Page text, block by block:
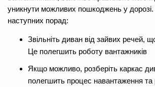
уникнути можливих пошкоджень у
наступних порад:
Звільніть диван від зайвих речей,
Це полегшить роботу вантажників
Якщо можливо, розберіть каркас
полегшить процес навантаження та